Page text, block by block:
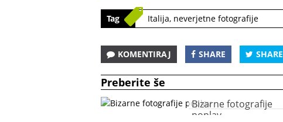
Tag Italija, neverjetne fotografije
KOMENTIRAJ SHARE SHARE
Preberite še
Bizarne fotografije
poplav